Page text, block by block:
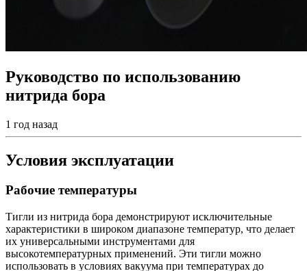
Руководство по использованию
нитрида бора
1 год назад
Условия эксплуатации
Рабочие температуры
Тигли из нитрида бора демонстрируют исключительные
характеристики в широком диапазоне температур, что делает
их универсальными инструментами для
высокотемпературных применений. Эти тигли можно
использовать в условиях вакуума при температурах до